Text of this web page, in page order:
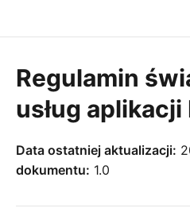
Regulamin
usług aplikacji
Data ostatniej aktualizacji:
dokumentu: 1.0